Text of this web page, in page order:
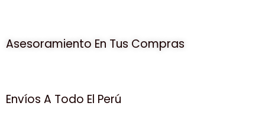
Asesoramiento En Tus Compras
Envíos A Todo El Perú